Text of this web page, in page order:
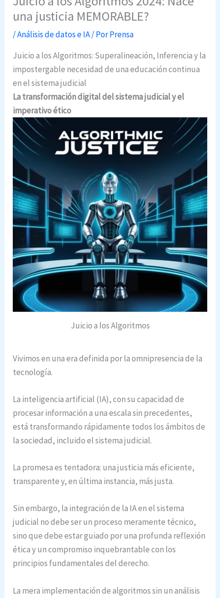
una justicia MEMORABLE?
/Análisis de datos e IA/ PorPrensa
Juicio a los Algoritmos: Superalineación, Inferencia y la
impostergable necesidad de una educación continua
en el sistema judicial
La transformación digital del sistema judicial y el
imperativo ético
Juicio a los Algoritmos
Vivimos en una era definida por la omnipresencia de la
tecnología.
La inteligencia artificial (IA), con su capacidad de
procesar información a una escala sin precedentes,
está transformando rápidamente todos los ámbitos de
la sociedad, incluido el sistema judicial.
La promesa es tentadora: una justicia más eficiente,
transparente y, en última instancia, más justa.
Sin embargo, la integración de la IA en el sistema
judicial no debe ser un proceso meramente técnico,
sino que debe estar guiado por una profunda reflexión
ética y un compromiso inquebrantable con los
principios fundamentales del derecho.
La mera implementación de algoritmos sin un análisis